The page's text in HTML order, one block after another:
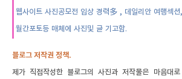
웹사이트 사진공모전 입상 경력多 , 데일리안 여행섹
월간포토등 매체에 사진및 글 기고함.
블로그 저작권 정책.
제가 직접작성한 블로그의 사진과 저작물은 마음대